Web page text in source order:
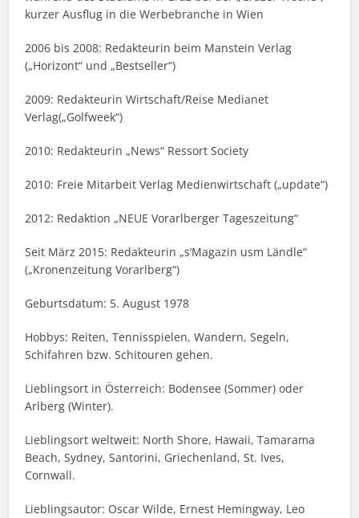
kurzer Ausflug in die Werbebranche in Wien
2006 bis 2008: Redakteurin beim Manstein Verlag
(„Horizont“ und „Bestseller“)
2009: Redakteurin Wirtschaft/Reise Medianet
Verlag(„Golfweek“)
2010: Redakteurin „News“ Ressort Society
2010: Freie Mitarbeit Verlag Medienwirtschaft („update“)
2012: Redaktion „NEUE Vorarlberger Tageszeitung“
Seit März 2015: Redakteurin „s’Magazin usm Ländle“
(„Kronenzeitung Vorarlberg“)
Geburtsdatum: 5. August 1978
Hobbys: Reiten, Tennisspielen, Wandern, Segeln,
Schifahren bzw. Schitouren gehen.
Lieblingsort in Österreich: Bodensee (Sommer) oder
Arlberg (Winter).
Lieblingsort weltweit: North Shore, Hawaii, Tamarama
Beach, Sydney, Santorini, Griechenland, St. Ives,
Cornwall.
Lieblingsautor: Oscar Wilde, Ernest Hemingway, Leo